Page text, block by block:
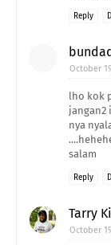
Reply
October
lho kok
jangan2
nya
salam
Reply
Tarry
October